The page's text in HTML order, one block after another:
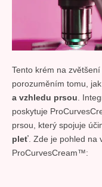
Tento krém na
porozuměním tomu,
a vzhledu prsou .
poskytuje
prsou, který spojuje
pleť . Zde je pohled
ProCurvesCream™: